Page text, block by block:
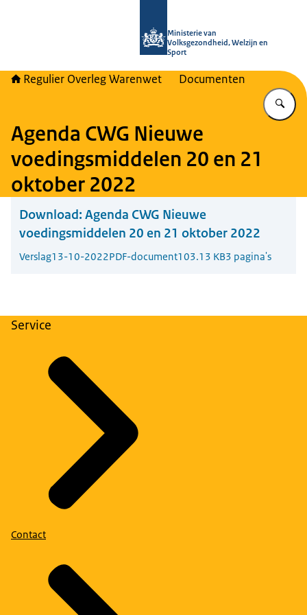
Ministerie van
Volksgezondheid, Welzijn en
Sport
Regulier Overleg Warenwet Documenten
Agenda CWG Nieuwe
voedingsmiddelen 20 en 21
oktober 2022
Download: Agenda CWG Nieuwe
voedingsmiddelen 20 en 21 oktober 2022
Verslag13-10-2022PDF-document103.13 KB3 pagina's
Service
Contact